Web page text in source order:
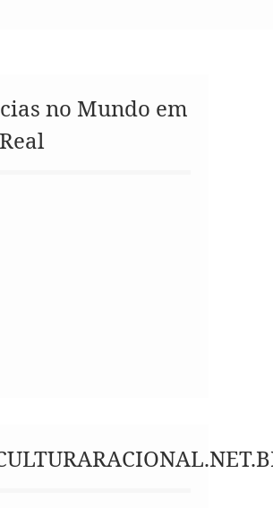
no Mundo em